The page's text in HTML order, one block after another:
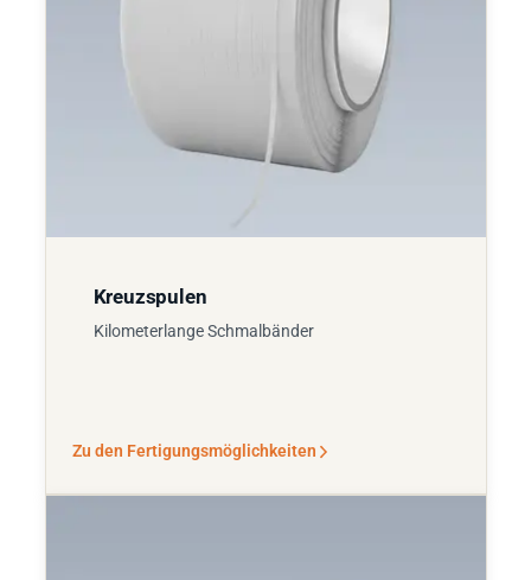
Kreuzspulen
Kilometerlange Schmalbänder
Zu den Fertigungsmöglichkeiten